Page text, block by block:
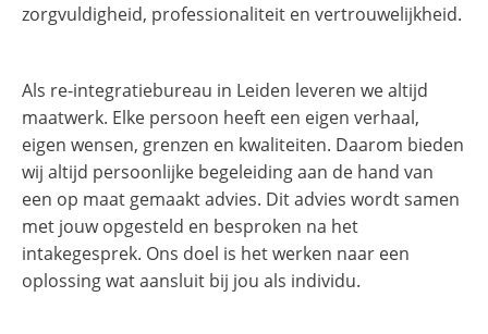
zorgvuldigheid, professionaliteit en vertrouwelijkheid.
Als re-integratiebureau in Leiden leveren we altijd
maatwerk. Elke persoon heeft een eigen verhaal,
eigen wensen, grenzen en kwaliteiten. Daarom bieden
wij altijd persoonlijke begeleiding aan de hand van
een op maat gemaakt advies. Dit advies wordt samen
met jouw opgesteld en besproken na het
intakegesprek. Ons doel is het werken naar een
oplossing wat aansluit bij jou als individu.